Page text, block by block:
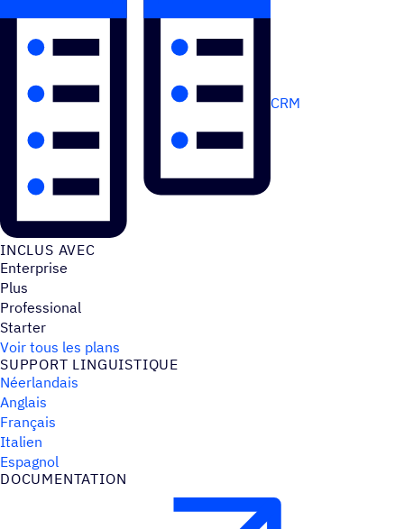
CRM
INCLUS AVEC
Enterprise
Plus
Professional
Starter
Voir tous les plans
SUPPORT LINGUIS­TIQUE
Néerlandais
Anglais
Français
Italien
Espagnol
DOCU­MEN­TA­TION